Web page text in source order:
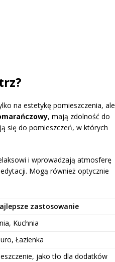
na estetykę pomieszczenia, ale
, mają zdolność do
się do pomieszczeń, w których
i wprowadzają atmosferę
Mogą również optycznie
zastosowanie
Kuchnia
Łazienka
jako tło dla dodatków